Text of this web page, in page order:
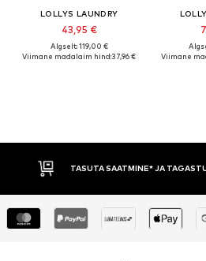
LOLLYS LAUNDRY
43,95 €
Algselt: 119,00 €
Viimane madalaim hind:37,96 €
Viimane
TASUTA SAATMINE* JA